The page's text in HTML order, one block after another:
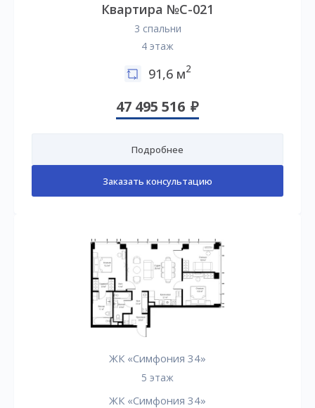
Квартира №C-021
3 спальни
4 этаж
91,6 м2
47 495 516
Подробнее
Заказать консультацию
ЖК «Симфония 34»
5 этаж
ЖК «Симфония 34»